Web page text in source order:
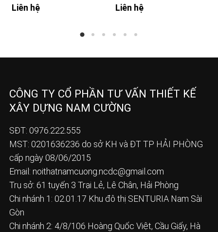
Liên hệ Liên hệ
CÔNG TY CỔ PHẦN TƯ VẤN THIẾT KẾ
XÂY DỰNG NAM CƯỜNG
SĐT: 0976.222.555
MST: 0201636236 do sở KH và ĐT TP HẢI PHÒNG
cấp ngày 08/06/2015
Email: noithatnamcuong.ncdc@gmail.com
Trụ sở: 61 tuyến 3 Trại Lẻ, Lê Chân, Hải Phòng
Chi nhánh 1: 02.01.17 Khu đô thị SENTURIA Nam Sài
Gòn
Chi nhánh 2: 4/8/106 Hoàng Quốc Việt, Cầu Giấy, Hà